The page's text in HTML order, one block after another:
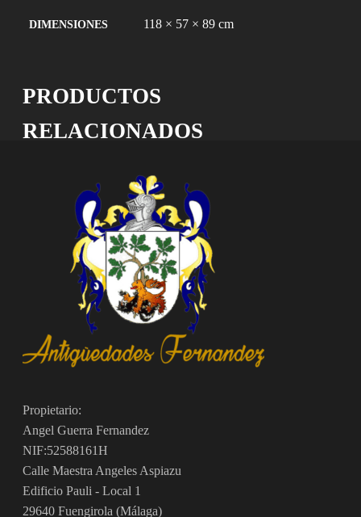
DIMENSIONES 118 × 57 × 89 cm
PRODUCTOS
RELACIONADOS
Propietario:
Angel Guerra Fernandez
NIF:52588161H
Calle Maestra Angeles Aspiazu
Edificio Pauli - Local 1
29640 Fuengirola (Málaga)